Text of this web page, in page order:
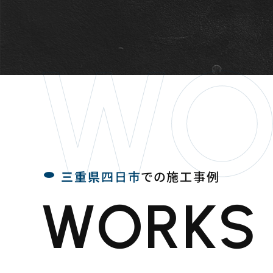
三重県四日市での施工事例
WORKS